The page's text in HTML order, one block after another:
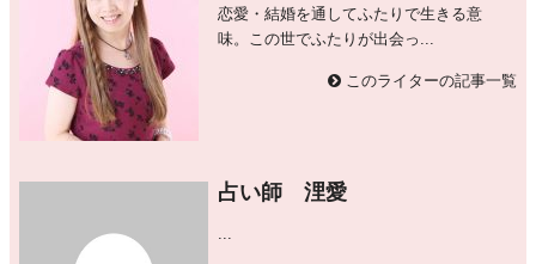
恋愛・結婚を通してふたりで生きる意
味。この世でふたりが出会っ...
このライターの記事一覧
占い師 浬愛
...